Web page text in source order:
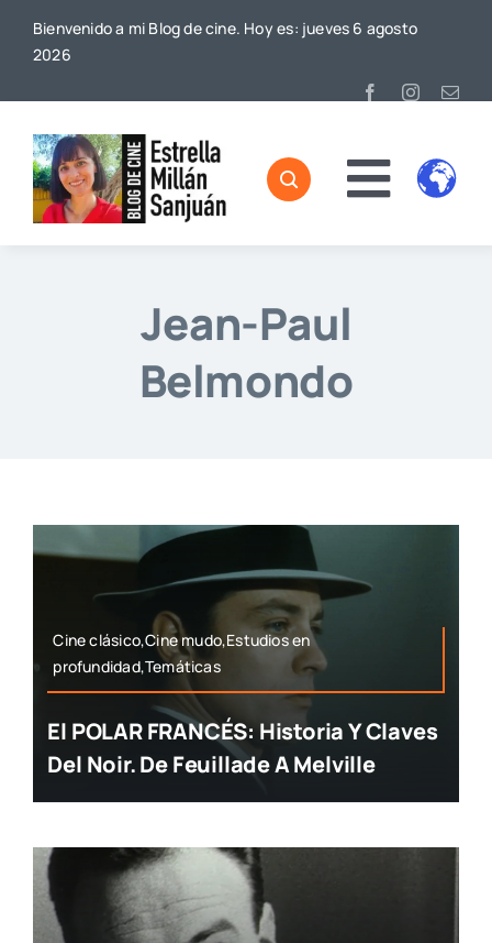
Bienvenido a mi Blog de cine. Hoy es: jueves 6 agosto
2026
Home
Jean-Paul
Belmondo
Cine clásico,Cine mudo,Estudios en
profundidad,Temáticas
El POLAR FRANCÉS: Historia Y Claves
Del Noir. De Feuillade A Melville